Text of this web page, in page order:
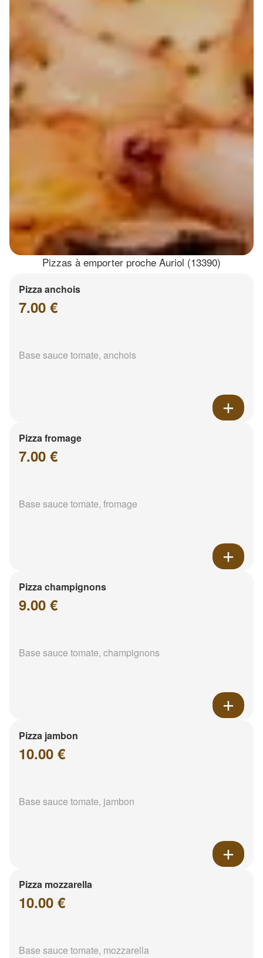
Pizzas à emporter proche Auriol (13390)
Pizza anchois
7.00 €
Base sauce tomate, anchois
Pizza fromage
7.00 €
Base sauce tomate, fromage
Pizza champignons
9.00 €
Base sauce tomate, champignons
Pizza jambon
10.00 €
Base sauce tomate, jambon
Pizza mozzarella
10.00 €
Base sauce tomate, mozzarella